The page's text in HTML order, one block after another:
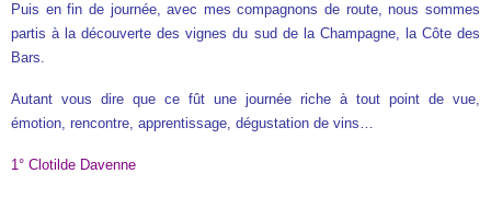
Puis en fin de journée, avec mes compagnons de route, nous sommes
partis à la découverte des vignes du sud de la Champagne, la Côte des
Bars.
Autant vous dire que ce fût une journée riche à tout point de vue,
émotion, rencontre, apprentissage, dégustation de vins…
1° Clotilde Davenne